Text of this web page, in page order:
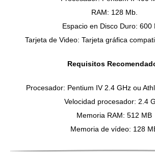
RAM: 128 Mb.
Espacio en Disco Duro: 600
Tarjeta de Video: Tarjeta gráfica
Requisitos
Procesador: Pentium IV 2.4 GHz ou
Velocidad procesador: 2.4
Memoria RAM: 512 MB
Memoria de vídeo: 128